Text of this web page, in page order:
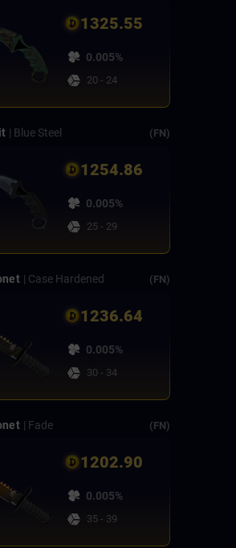
1325.55
0.005%
20 - 24
| Blue Steel (FN)
1254.86
0.005%
25 - 29
| Case Hardened (FN)
1236.64
0.005%
30 - 34
| Fade (FN)
1202.90
0.005%
35 - 39